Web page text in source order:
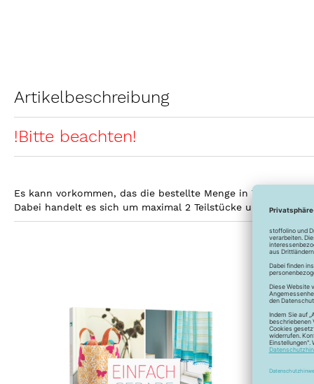
Artikelbeschreibung
!Bitte beachten!
Es kann vorkommen, das die bestellte Menge in Teilstücke
Dabei handelt es sich um maximal 2 Teilstücke und keines